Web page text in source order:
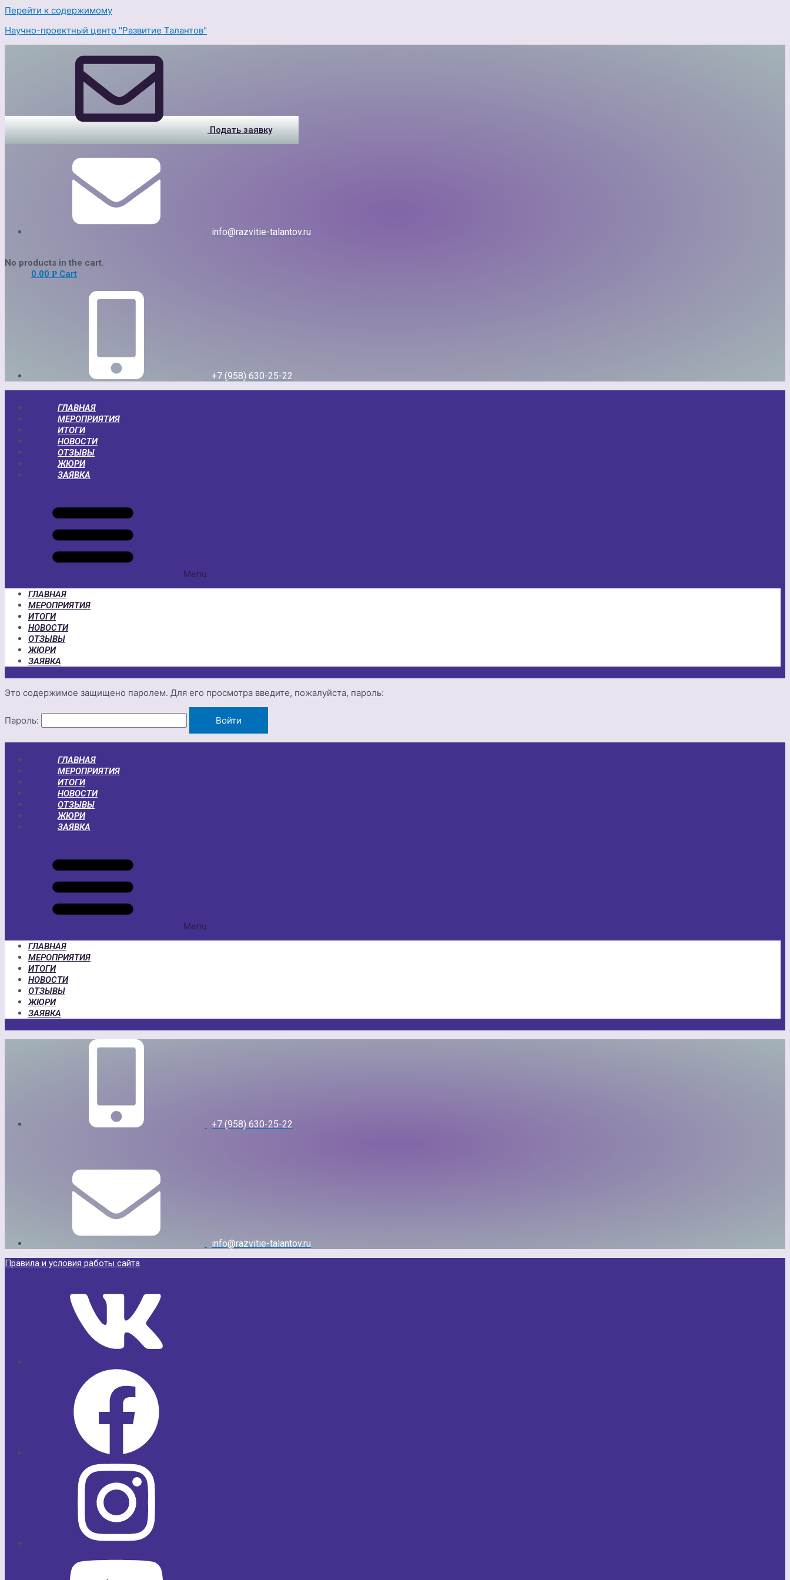
Перейти к содержимому
Научно-проектный центр "Развитие Талантов"
Подать заявку
info@razvitie-talantov.ru
No products in the cart.
0.00 Р Cart
+7 (958) 630-25-22
ГЛАВНАЯ
МЕРОПРИЯТИЯ
ИТОГИ
НОВОСТИ
ОТЗЫВЫ
ЖЮРИ
ЗАЯВКА
Menu
ГЛАВНАЯ
МЕРОПРИЯТИЯ
ИТОГИ
НОВОСТИ
ОТЗЫВЫ
ЖЮРИ
ЗАЯВКА
Это содержимое защищено паролем. Для его просмотра введите, пожалуйста, пароль:
Пароль:
ГЛАВНАЯ
МЕРОПРИЯТИЯ
ИТОГИ
НОВОСТИ
ОТЗЫВЫ
ЖЮРИ
ЗАЯВКА
Menu
ГЛАВНАЯ
МЕРОПРИЯТИЯ
ИТОГИ
НОВОСТИ
ОТЗЫВЫ
ЖЮРИ
ЗАЯВКА
+7 (958) 630-25-22
info@razvitie-talantov.ru
Правила и условия работы сайта